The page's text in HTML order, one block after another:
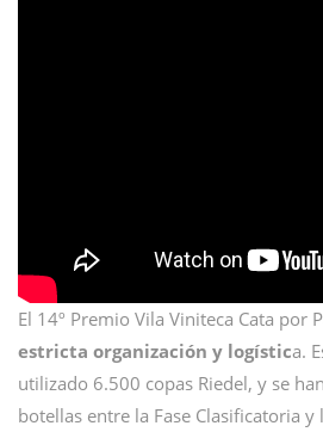
El 14º Premio Vila Viniteca Cata por
estricta organización y logística.
utilizado 6.500 copas Riedel, y se
botellas entre la Fase Clasificatoria y